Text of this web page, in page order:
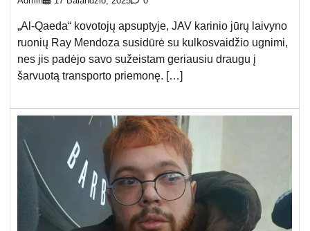
„Al-Qaeda“ kovotojų apsuptyje, JAV karinio jūrų laivyno
ruonių Ray Mendoza susidūrė su kulkosvaidžio ugnimi,
nes jis padėjo savo sužeistam geriausiu draugu į
šarvuotą transporto priemonę. […]